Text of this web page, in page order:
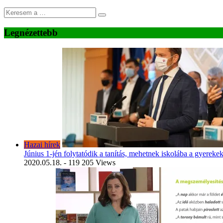
Legnézettebb
Hazai hírek
Június 1-jén folytatódik a tanítás, mehetnek iskolába a gyerekek
2020.05.18. - 119 205 Views